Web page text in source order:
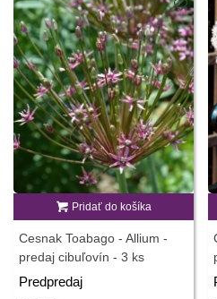
Pridať do košíka
Cesnak Toabago - Allium -
predaj cibuľovín - 3 ks
Predpredaj